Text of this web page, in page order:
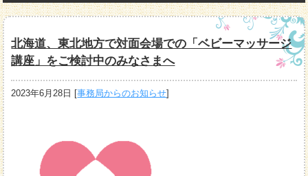
北海道、東北地方で対面会場での「ベビーマッサージ
講座」をご検討中のみなさまへ
2023年6月28日 [事務局からのお知らせ]